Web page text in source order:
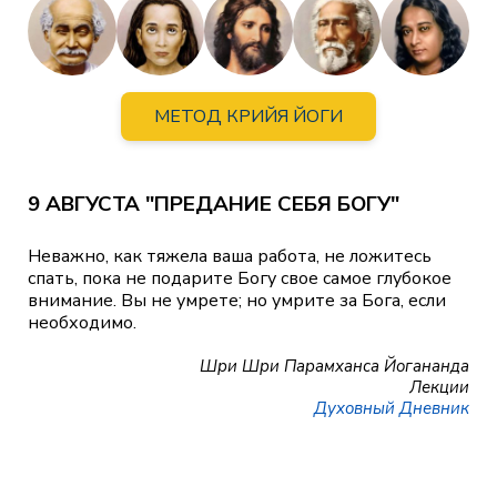
МЕТОД КРИЙЯ ЙОГИ
9 АВГУСТА "ПРЕДАНИЕ СЕБЯ БОГУ"
Неважно, как тяжела ваша работа, не ложитесь
спать, пока не подарите Богу свое самое глубокое
внимание. Вы не умрете; но умрите за Бога, если
необходимо.
Шри Шри Парамханса Йогананда
Лекции
Духовный Дневник